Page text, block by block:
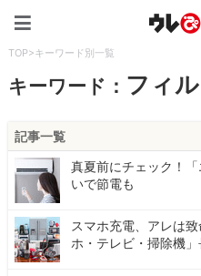
TOP>キーワード別一覧
キーワード： フィ
記事一覧
真夏前にチェック！
いで節電も
スマホ充電、アレは
ホ・テレビ・掃除機